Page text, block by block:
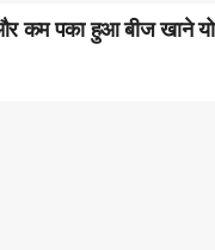
कम पका हुआ बीज खाने